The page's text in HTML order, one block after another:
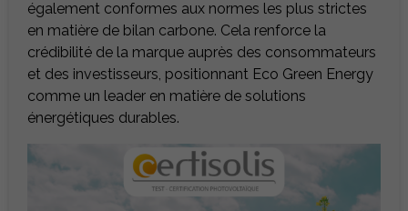
également conformes aux normes les plus strictes
en matière de bilan carbone. Cela renforce la
crédibilité de la marque auprès des consommateurs
et des investisseurs, positionnant Eco Green Energy
comme un leader en matière de solutions
énergétiques durables.